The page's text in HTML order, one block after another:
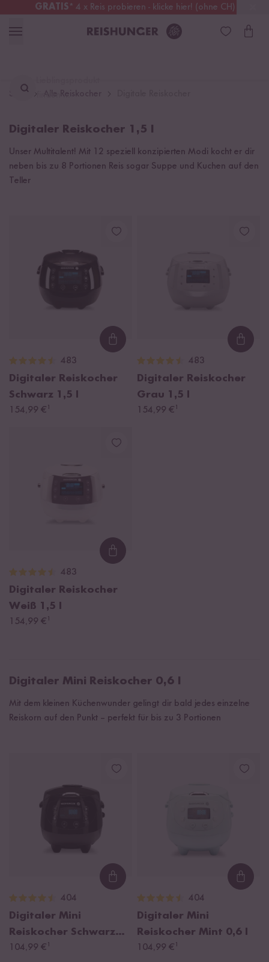
GRATIS* 4 x Reis probieren - klicke hier! (ohne CH)
Deutschland Kostenloser Versand
finden ...
Start
Digitaler Reiskocher 1,5 l
Unser Multitalent! Mit 12 speziell konzipierten Modi kocht er dir
neben bis zu 8 Portionen Reis sogar Suppe und Kuchen auf den
Teller
Loading...
483
Digitaler Reiskocher
Schwarz 1,5 l
154,99 € ¹
483
Digitaler Reiskocher
Grau 1,5 l
154,99 € ¹
Loading...
483
Digitaler Reiskocher
Weiß 1,5 l
154,99 € ¹
Digitaler Mini Reiskocher 0,6 l
Mit dem kleinen Küchenwunder gelingt dir bald jedes einzelne
Reiskorn auf den Punkt – perfekt für bis zu 3 Portionen
Loading...
404
Digitaler Mini
Reiskocher Schwarz
0,6 l
104,99 € ¹
404
Digitaler Mini
Reiskocher Mint 0,6 l
104,99 € ¹